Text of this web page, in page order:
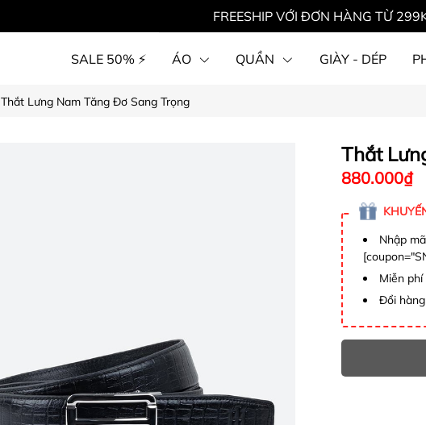
FREESHIP VỚI ĐƠN HÀNG TỪ
SALE 50% ⚡ ÁO QUẦN GIÀY - DÉP
Thắt Lưng Nam Tăng Đơ Sang Trọng
Thắt
880.000₫
Nhập mã
Miễn
Đổi